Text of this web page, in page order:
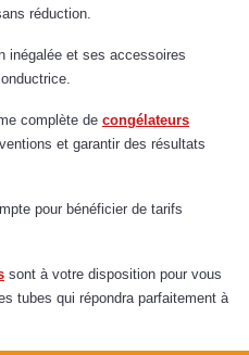
réduction.
inégalée et ses accessoires
complète de congélateurs
et garantir des résultats
pour bénéficier de tarifs
sont à votre disposition pour vous
tubes qui répondra parfaitement à